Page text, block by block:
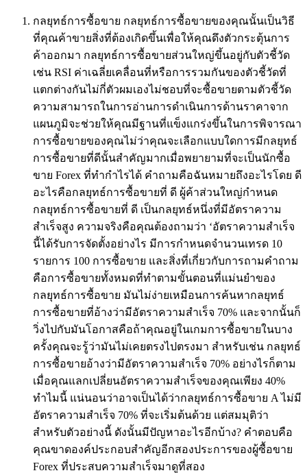
กลยุทธ์การซื้อขาย กลยุทธ์การซื้อขายของคุณนั้นเป็นวิธี
ที่คุณค้าขายสิ่งที่ต้องเกิดขึ้นเพื่อให้คุณดึงตัวกระตุ้นการ
ค้าออกมา กลยุทธ์การซื้อขายส่วนใหญ่ขึ้นอยู่กับตัวชี้วัด
เช่น RSI ค่าเฉลี่ยเคลื่อนที่หรือการรวมกันของตัวชี้วัดที่
แตกต่างกันไม่กี่ตัวผมเองไม่ชอบที่จะซื้อขายตามตัวชี้วัด
ความสามารถในการอ่านการดำเนินการด้านราคาจาก
แผนภูมิจะช่วยให้คุณมีฐานที่แข็งแกร่งขึ้นในการพิจารณา
การซื้อขายของคุณไม่ว่าคุณจะเลือกแบบใดการมีกลยุทธ์
การซื้อขายที่ดีนั้นสำคัญมากเมื่อพยายามที่จะเป็นนักซื้อ
ขาย Forex ที่ทำกำไรได้ คำถามคือฉันหมายถึงอะไรโดย ดี
อะไรคือกลยุทธ์การซื้อขายที่ ดี ผู้ค้าส่วนใหญ่กำหนด
กลยุทธ์การซื้อขายที่ ดี เป็นกลยุทธ์หนึ่งที่มีอัตราความ
สำเร็จสูง ความจริงคือคุณต้องถามว่า ‘อัตราความสำเร็จ
นี้ได้รับการจัดตั้งอย่างไร มีการกำหนดจำนวนเทรด 10
รายการ 100 การซื้อขาย และสิ่งที่เกี่ยวกับการถามคำถาม
คือการซื้อขายทั้งหมดที่ทำตามขั้นตอนที่แม่นยำของ
กลยุทธ์การซื้อขาย มันไม่ง่ายเหมือนการค้นหากลยุทธ์
การซื้อขายที่อ้างว่ามีอัตราความสำเร็จ 70% และจากนั้นก็
วิ่งไปกับมันโอกาสคือถ้าคุณอยู่ในเกมการซื้อขายในบาง
ครั้งคุณจะรู้ว่ามันไม่เคยตรงไปตรงมา สำหรับเช่น กลยุทธ์
การซื้อขายอ้างว่ามีอัตราความสำเร็จ 70% อย่างไรก็ตาม
เมื่อคุณแลกเปลี่ยนอัตราความสำเร็จของคุณเพียง 40%
ทำไมนี้ แน่นอนว่าอาจเป็นได้ว่ากลยุทธ์การซื้อขาย A ไม่มี
อัตราความสำเร็จ 70% ที่จะเริ่มต้นด้วย แต่สมมุติว่า
สำหรับตัวอย่างนี้ ดังนั้นมีปัญหาอะไรอีกบ้าง? คำตอบคือ
คุณขาดองค์ประกอบสำคัญอีกสองประการของผู้ซื้อขาย
Forex ที่ประสบความสำเร็จมาดูที่สอง